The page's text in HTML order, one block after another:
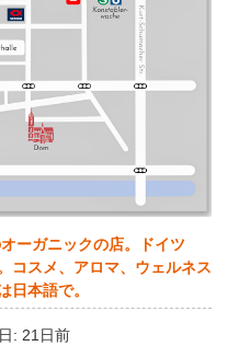
ーガニックの店。ドイツ
コスメ、アロマ、ウェルネス
日本語で。
: 21日前